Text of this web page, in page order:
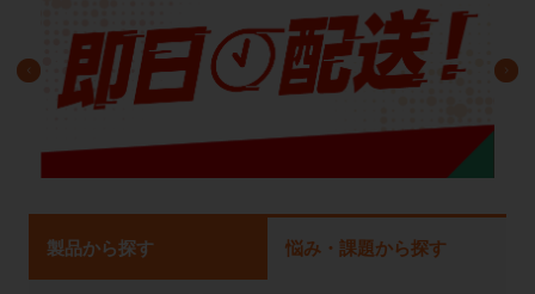
製品から探す 悩み・課題から探す